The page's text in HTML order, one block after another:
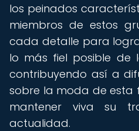
los peinados
miembros de estos
cada detalle para
lo más fiel posible de
contribuyendo así a
sobre la moda de esta
mantener viva su
actualidad.